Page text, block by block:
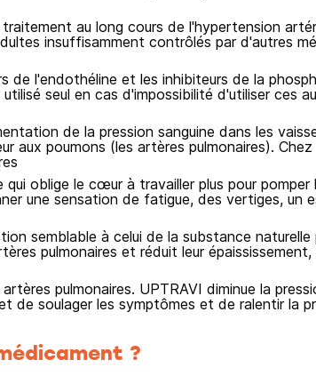
au long cours de l'hypertension
insuffisamment contrôlés par d'autres
de l'endothéline et les inhibiteurs de la
seul en cas d'impossibilité d'utiliser ces
de la pression sanguine dans les
aux poumons (les artères pulmonaires). Chez
oblige le cœur à travailler plus pour pomper
une sensation de fatigue, des vertiges, un
semblable à celui de la substance
pulmonaires et réduit leur épaississement,
pulmonaires. UPTRAVI diminue la
de soulager les symptômes et de ralentir la
?